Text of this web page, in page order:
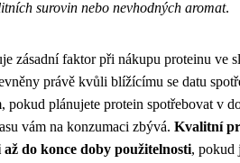
surovin nebo nevhodných aromat.
zásadní faktor při nákupu proteinu ve
právě kvůli blížícímu se datu
pokud plánujete protein spotřebovat v
vám na konzumaci zbývá. Kvalitní
až do konce doby použitelnosti, pokud